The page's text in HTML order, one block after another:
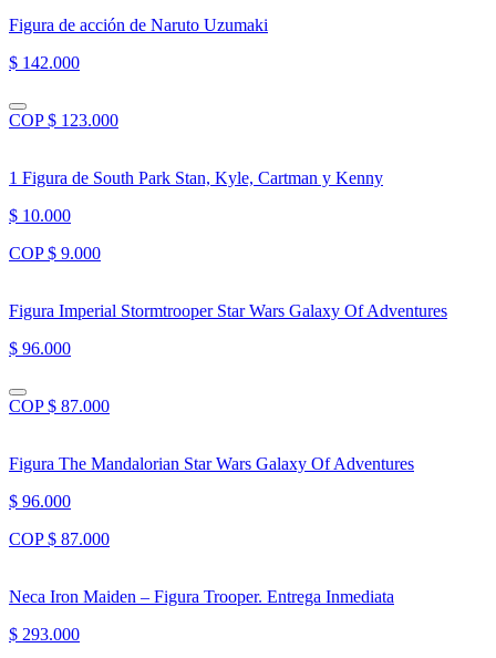
Figura de acción de Naruto Uzumaki
$ 142.000
COP $ 123.000
1 Figura de South Park Stan, Kyle, Cartman y Kenny
$ 10.000
COP $ 9.000
Figura Imperial Stormtrooper Star Wars Galaxy Of Adventures
$ 96.000
COP $ 87.000
Figura The Mandalorian Star Wars Galaxy Of Adventures
$ 96.000
COP $ 87.000
Neca Iron Maiden – Figura Trooper. Entrega Inmediata
$ 293.000